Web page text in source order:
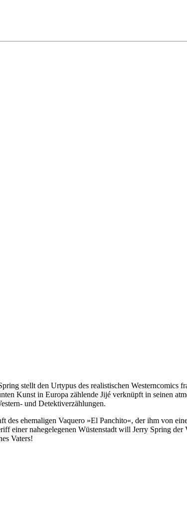
stellt den Urtypus des realistischen Westerncomics
Kunst in Europa zählende Jijé verknüpft in seinen
und Detektiverzählungen.
ehemaligen Vaquero »El Panchito«, der ihm von
einer nahegelegenen Wüstenstadt will Jerry Spring
Vaters!